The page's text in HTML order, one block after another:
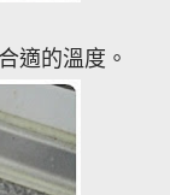
適的溫度。